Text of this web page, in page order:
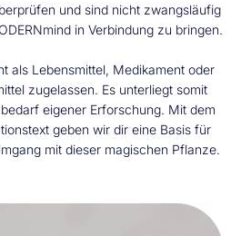
und sind nicht zwangsläufig
in Verbindung zu bringen.
als Lebensmittel, Medikament oder
zugelassen. Es unterliegt somit
eigener Erforschung. Mit dem
geben wir dir eine Basis für
mit dieser magischen Pflanze.